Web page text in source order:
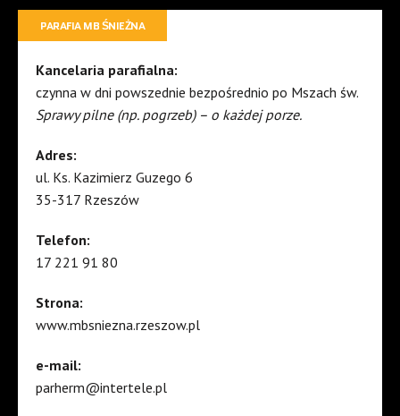
PARAFIA MB ŚNIEŻNA
Kancelaria parafialna:
czynna w dni powszednie bezpośrednio po Mszach św.
Sprawy pilne (np. pogrzeb) – o każdej porze.
Adres:
ul. Ks. Kazimierz Guzego 6
35-317 Rzeszów
Telefon:
17 221 91 80
Strona:
www.mbsniezna.rzeszow.pl
e-mail:
parherm@intertele.pl